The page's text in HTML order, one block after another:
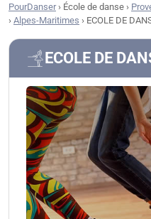
PourDanser› École de danse ›
› Alpes-Maritimes › ECOLE DE
ECOLE DE